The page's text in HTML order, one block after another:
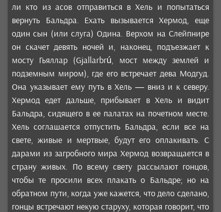
ли кто из асов отправиться в Хель и попытаться
вернуть Бальдра. Ехать вызывается Хермод, еще
один сын (или слуга) Одина. Верхом на Слейпнире
он скачет девять ночей и, наконец, подъезжает к
мосту Гьяллар (Gjallarbrú, мост между землей и
подземным миром), где его встречает дева Модгуд.
Она указывает ему путь в Хель — вниз и к северу.
Хермод едет дальше, прибывает в Хель и видит
Бальдра, сидящего в ее палатах на почетном месте.
Хель соглашается отпустить Бальдра, если все на
свете, живые и мертвые, будут его оплакивать. С
дарами из загробного мира Хермод возвращается в
страну живых. По всему свету рассылают гонцов,
чтобы те просили всех плакать о Бальдре; но на
обратном пути, когда уже кажется, что дело сделано,
гонцы встречают некую старуху, которая говорит, что